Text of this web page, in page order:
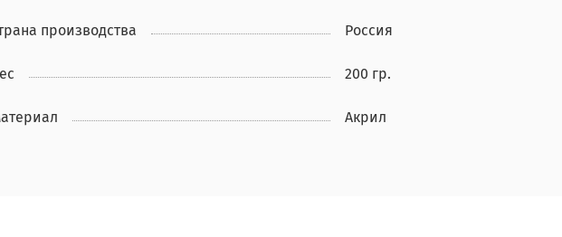
производства Россия
200 гр.
Акрил